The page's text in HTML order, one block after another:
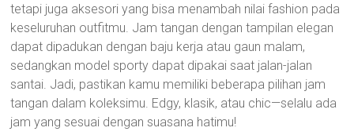
tetapi juga aksesori yang bisa menambah nilai fashion pada
keseluruhan outfitmu. Jam tangan dengan tampilan elegan
dapat dipadukan dengan baju kerja atau gaun malam,
sedangkan model sporty dapat dipakai saat jalan-jalan
santai. Jadi, pastikan kamu memiliki beberapa pilihan jam
tangan dalam koleksimu. Edgy, klasik, atau chic—selalu ada
jam yang sesuai dengan suasana hatimu!